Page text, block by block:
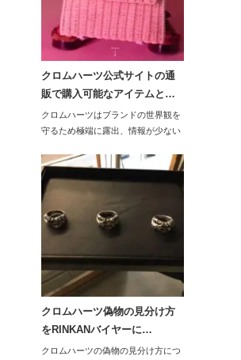
クロムハーツ公式サイトの通
販で購入可能なアイテムと…
クロムハーツはブランドの世界観を
守るため極端に露出、情報が少ない
クロムハーツ偽物の見分け方
をRINKANバイヤーに…
クロムハーツの偽物の見分け方につ